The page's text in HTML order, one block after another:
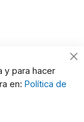
y para hacer
en: Política de